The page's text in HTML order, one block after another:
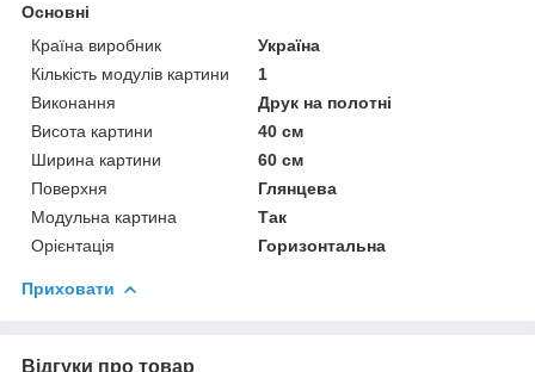
Основні
Країна виробник
Україна
Кількість модулів картини
1
Виконання
Друк на полотні
Висота картини
40 см
Ширина картини
60 см
Поверхня
Глянцева
Модульна картина
Так
Орієнтація
Горизонтальна
Приховати
Відгуки про товар